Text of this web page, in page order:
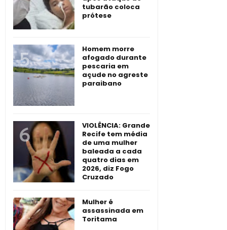
tubarão coloca
prótese
Homem morre
afogado durante
pescaria em
açude no agreste
paraibano
VIOLÊNCIA: Grande
Recife tem média
de uma mulher
baleada a cada
quatro dias em
2026, diz Fogo
Cruzado
Mulher é
assassinada em
Toritama